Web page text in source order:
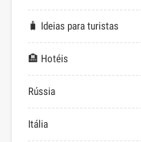
🧳 Ideias para turistas
🏨 Hotéis
Rússia
Itália